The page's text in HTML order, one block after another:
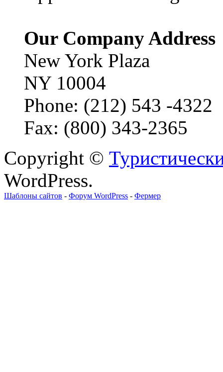
Our Company Address
New York Plaza
NY 10004
Phone: (212) 543 -4322
Fax: (800) 343-2365
Copyright ©
WordPress.
Шаблоны сайтов - Форум WordPress - Фермер